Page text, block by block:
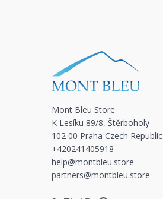
Mont Bleu Store
K Lesíku 89/8, Štěrboholy
102 00 Praha Czech Republic
+420241405918
help@montbleu.store
partners@montbleu.store